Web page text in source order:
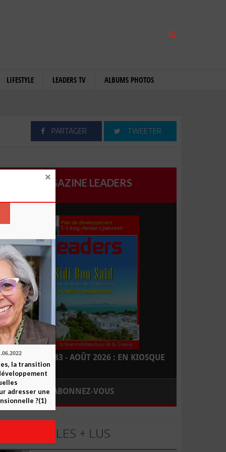
LIFESTYLE LEADERS TV ALBUMS PHOTOS
PARTAGER TWEETER
MAGAZINE LEADERS
LEADERS N° 183 - AOÛT 2026 : EN KIOSQUE
ABONNEZ-VOUS
LES + LUS
la transition
adresser une
?(1)